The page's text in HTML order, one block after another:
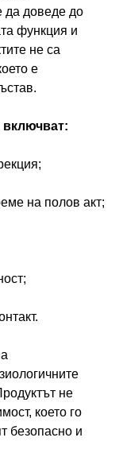
да доведе до
функция и
не са
е
включват:
на полов акт;
не
което го
безопасно и